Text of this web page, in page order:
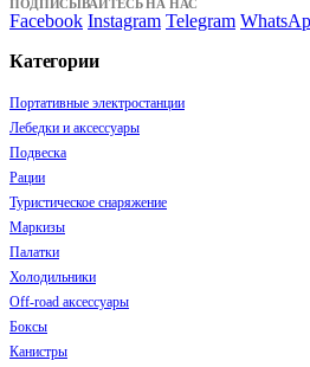
ПОДПИСЫВАЙТЕСЬ НА НАС
Facebook Instagram Telegram
Категории
Портативные электростанции
Лебедки и аксессуары
Подвеска
Рации
Туристическое снаряжение
Маркизы
Палатки
Холодильники
Off-road аксессуары
Боксы
Канистры